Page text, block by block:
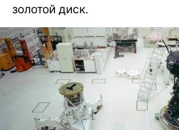
золотой диск.